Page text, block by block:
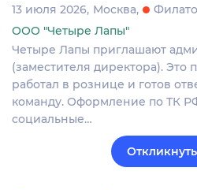
13 июля 2026 Москва
ООО "Четыре Лапы"
Четыре Лапы приглашают
(заместителя директора). Это
работал в рознице и готов
команду. Оформление по ТК
социальные…